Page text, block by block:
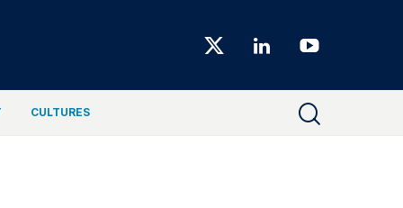
Choiseul
CULTURES